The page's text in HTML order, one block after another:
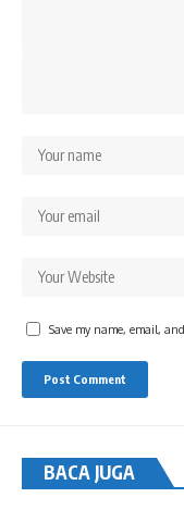
Save my name, email,
BACA JUGA